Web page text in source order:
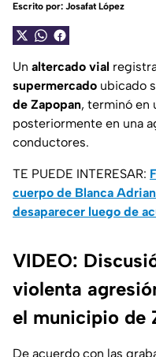
Escrito por: Josafat López
Un altercado vial
supermercado ubicado
de Zapopan, terminó en
posteriormente en una
conductores.
TE PUEDE INTERESAR:
cuerpo de Blanca
desaparecer luego de
VIDEO:
violenta
el municipio de
De acuerdo con las